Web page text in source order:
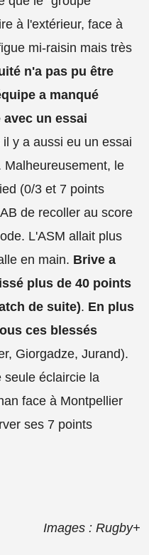
à l'extérieur, face à
mi-raisin mais très
n'a pas pu être
a manqué
un essai
il y a aussi eu un essai
Malheureusement, le
(0/3 et 7 points
de recoller au score
L'ASM allait plus
en main. Brive a
plus de 40 points
de suite). En plus
ces blessés
Giorgadze, Jurand).
seule éclaircie la
face à Montpellier
ses 7 points
Images : Rugby+